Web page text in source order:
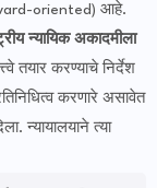
oriented) आहे.
न्यायिक अकादमीला
तयार करण्याचे निर्देश
करणारे असावेत
न्यायालयाने त्या